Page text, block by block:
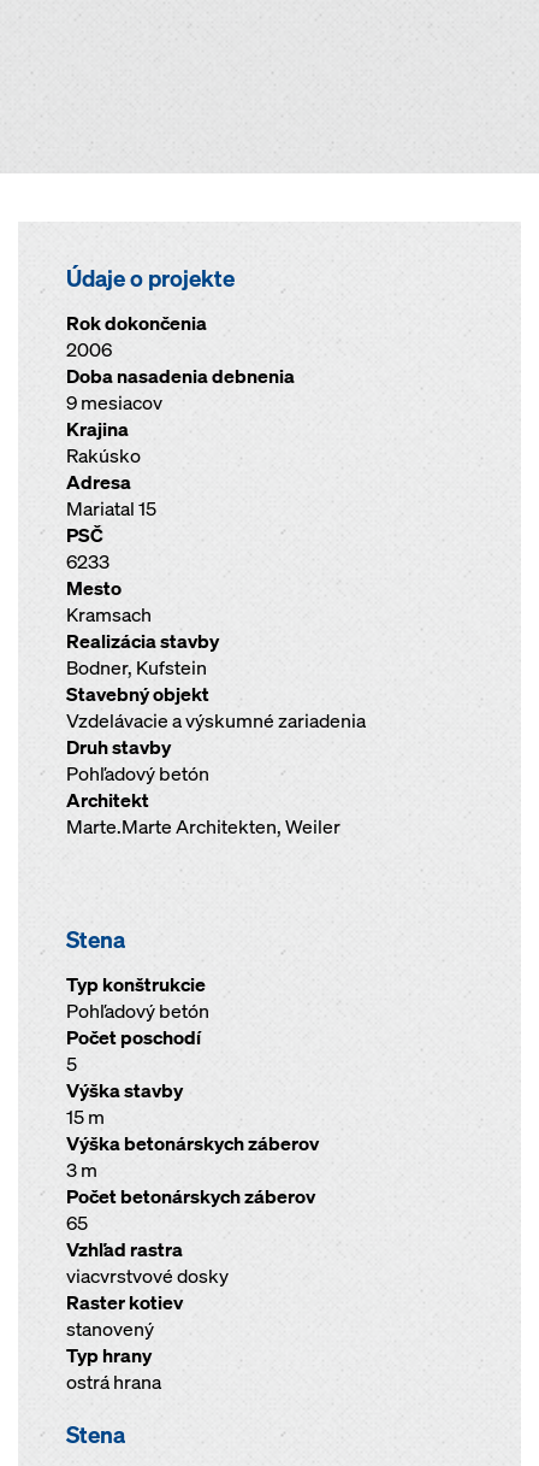
Údaje o projekte
Rok dokončenia
2006
Doba nasadenia debnenia
9 mesiacov
Krajina
Rakúsko
Adresa
Mariatal 15
PSČ
6233
Mesto
Kramsach
Realizácia stavby
Bodner, Kufstein
Stavebný objekt
Vzdelávacie a výskumné zariadenia
Druh stavby
Pohľadový betón
Architekt
Marte.Marte Architekten, Weiler
Stena
Typ konštrukcie
Pohľadový betón
Počet poschodí
5
Výška stavby
15 m
Výška betonárskych záberov
3 m
Počet betonárskych záberov
65
Vzhľad rastra
viacvrstvové dosky
Raster kotiev
stanovený
Typ hrany
ostrá hrana
Stena